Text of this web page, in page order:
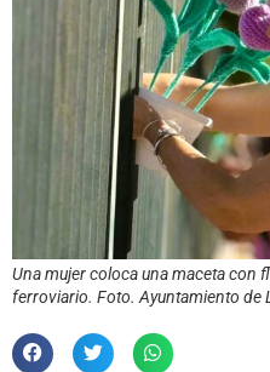
Una mujer coloca una maceta con
ferroviario. Foto. Ayuntamiento de